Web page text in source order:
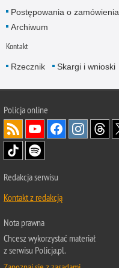
Postępowania o zamówienia
Archiwum
Kontakt
Rzecznik Skargi i wnioski
Policjaonline
Redakcja serwisu
Kontakt z redakcją
Nota prawna
Chcesz wykorzystać materiał
z serwisu Policja.pl.